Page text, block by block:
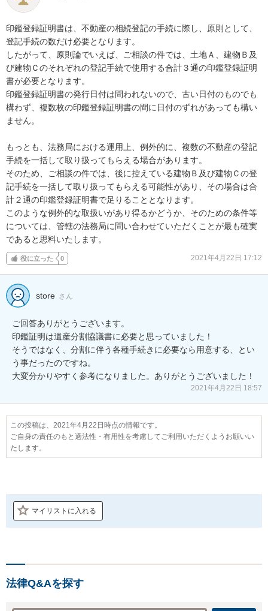
印鑑登録証明書は、不動産の相続登記の手続に際し、原則として、
登記手続の数だけ必要となります。
したがって、原則論でいえば、ご相談の件では、土地Ａ、建物Ｂ及
び建物Ｃのそれぞれの登記手続で使用する合計３通の印鑑登録証明
書が必要となります。
印鑑登録証明書の発行日付は問われないので、古い日付のものでも
構わず、複数枚の印鑑登録証明書の間に日付のずれがあっても構い
ません。
もっとも、法務局における運用上、例外的に、複数の不動産の登記
手続を一括して取り扱ってもらえる場合があります。
そのため、ご相談の件では、後に控えている建物Ｂ及び建物Ｃの登
記手続を一括して取り扱ってもらえる可能性があり、その場合は合
計２通の印鑑登録証明書で足りることとなります。
このような例外的な取扱いがあり得るかどうか、そのための条件等
については、管轄の法務局に問い合わせていただくことが最も確実
であると思料いたします。
役に立った 0 2021年4月22日 17:12
store さん
ご回答ありがとうございます。
印鑑証明は遺産分割協議書に必要と思っていました！
そうではなく、分割に伴う各種手続きに必要なら用意する、とい
う事だったのですね。
大変分かりやすく参考になりました。ありがとうございました！
2021年4月22日 18:57
この投稿は、2021年4月22日時点の情報です。
ご自身の責任のもと適法性・有用性を考慮してご利用いただくようお願いい
たします。
マイリストに入れる
法律Q&Aを探す